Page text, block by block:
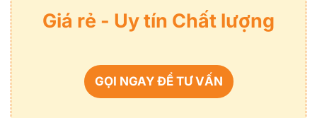
Giá rẻ - Uy tín Chất lượng
GỌI NGAY ĐỂ TƯ VẤN